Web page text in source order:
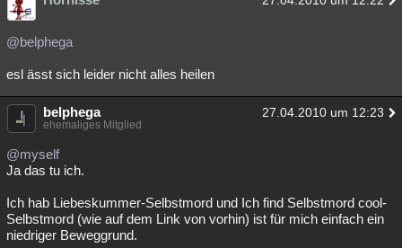
@belphega
esl ässt sich leider nicht alles heilen
belphega 27.04.2010 um 12:23
ehemaliges Mitglied
@myself
Ja das tu ich.
Ich hab Liebeskummer-Selbstmord und Ich find Selbstmord cool-
Selbstmord (wie auf dem Link von vorhin) ist für mich einfach ein
niedriger Beweggrund.